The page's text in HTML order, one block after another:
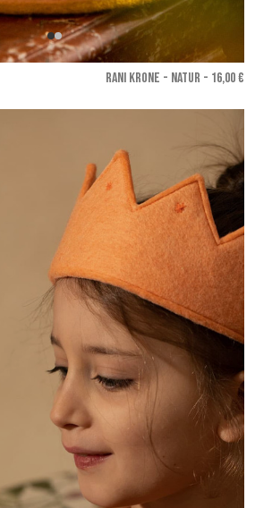
RANI KRONE - Natur - 16,00 €